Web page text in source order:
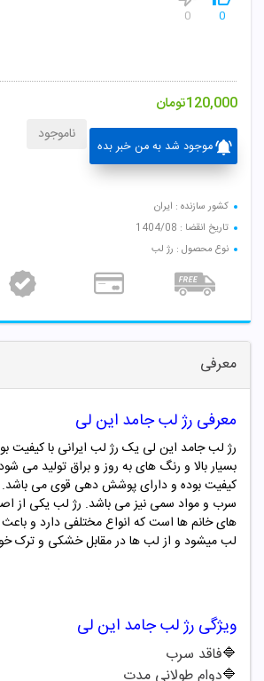
0
0
120,000تومان
موجود شد به من خبر بده
ناموجود
کشور سازنده : ایران
تاریخ انقضا : 1404/08
نوع محصول : رژ لب
معرفی
معرفی رژ لب جامد این لی
رژ لب جامد این لی یک رژ لب ایرانی با کیفیت
بسیار بالا و رنگ های به روز و براق تولید می
کیفیت بوده و دارای پوشش دهی قوی می
سرب و مواد سمی نیز می باشد. رژ لب یکی از
های خانم ها است که انواع مختلفی دارد و
لب میشود و از لب ها در مقابل خشکی و ترک
ویژگی رژ لب جامد این لی
🔷فاقد سرب
🔷دوام طولانی مدت